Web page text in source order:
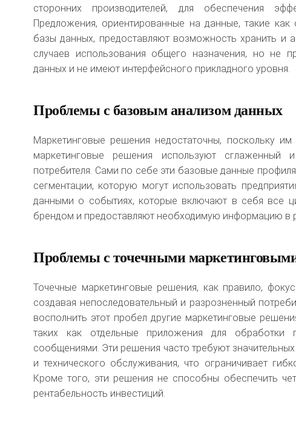
сторонних производителей, для обеспечения
Предложения, ориентированные на данные, такие
базы данных, предоставляют возможность хранить и
случаев использования общего назначения, но не
данных и не имеют интерфейсного прикладного уровня.
Проблемы с базовым анализом данных
Маркетинговые решения недостаточны, поскольку
маркетинговые решения используют
потребителя. Сами по себе эти базовые данные
сегментации, которую могут использовать
данными о событиях, которые включают в себя все
брендом и предоставляют необходимую информацию в
Проблемы с точечными
Точечные маркетинговые решения, как правило,
создавая непоследовательный и разрозненный
восполнить этот пробел другие маркетинговые
таких как отдельные приложения для обработки
сообщениями. Эти решения часто требуют
и технического обслуживания, что ограничивает
Кроме того, эти решения не способны обеспечить
рентабельность инвестиций.